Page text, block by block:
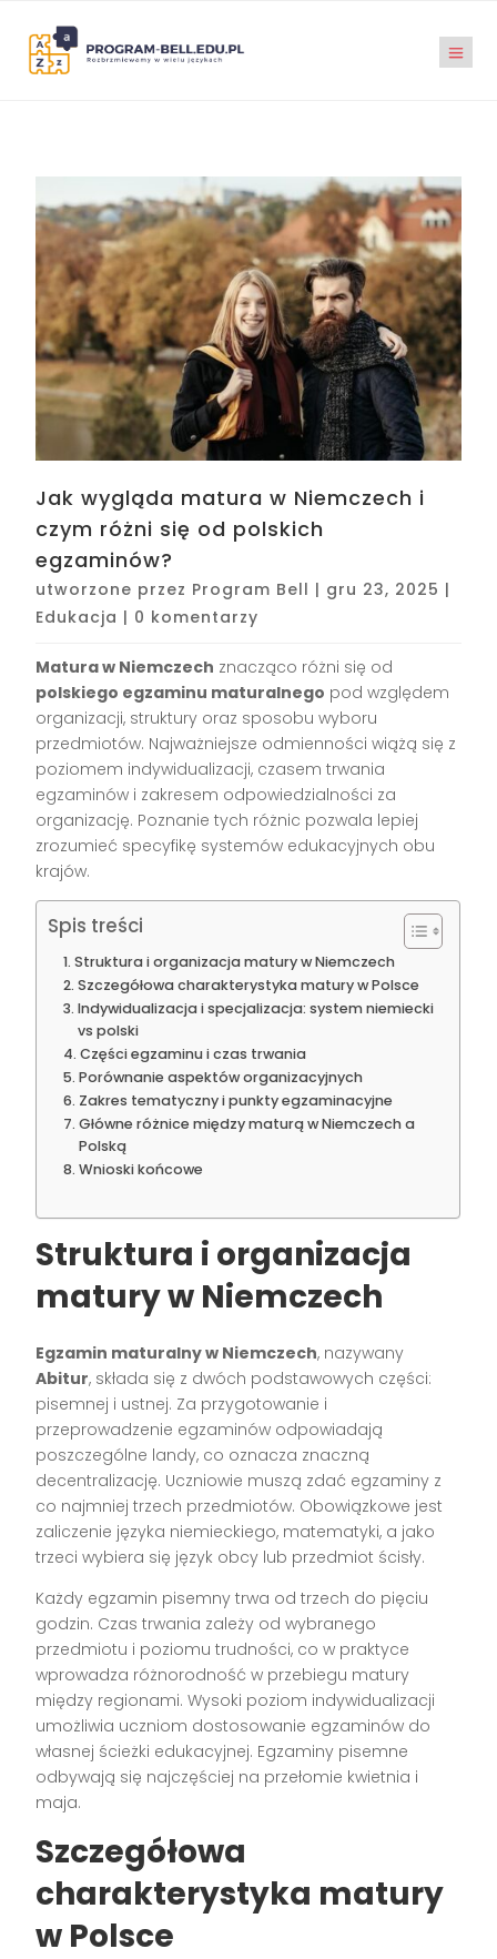
Jak wygląda matura w Niemczech i
czym różni się od polskich
egzaminów?
utworzone przez Program Bell | gru 23, 2025 |
Edukacja | 0 komentarzy
Matura w Niemczech znacząco różni się od
polskiego egzaminu maturalnego pod względem
organizacji, struktury oraz sposobu wyboru
przedmiotów. Najważniejsze odmienności wiążą się z
poziomem indywidualizacji, czasem trwania
egzaminów i zakresem odpowiedzialności za
organizację. Poznanie tych różnic pozwala lepiej
zrozumieć specyfikę systemów edukacyjnych obu
krajów.
Spis treści
Struktura i organizacja matury w Niemczech
Szczegółowa charakterystyka matury w Polsce
Indywidualizacja i specjalizacja: system niemiecki
vs polski
Części egzaminu i czas trwania
Porównanie aspektów organizacyjnych
Zakres tematyczny i punkty egzaminacyjne
Główne różnice między maturą w Niemczech a
Polską
Wnioski końcowe
Struktura i organizacja
matury w Niemczech
Egzamin maturalny w Niemczech, nazywany
Abitur, składa się z dwóch podstawowych części:
pisemnej i ustnej. Za przygotowanie i
przeprowadzenie egzaminów odpowiadają
poszczególne landy, co oznacza znaczną
decentralizację. Uczniowie muszą zdać egzaminy z
co najmniej trzech przedmiotów. Obowiązkowe jest
zaliczenie języka niemieckiego, matematyki, a jako
trzeci wybiera się język obcy lub przedmiot ścisły.
Każdy egzamin pisemny trwa od trzech do pięciu
godzin. Czas trwania zależy od wybranego
przedmiotu i poziomu trudności, co w praktyce
wprowadza różnorodność w przebiegu matury
między regionami. Wysoki poziom indywidualizacji
umożliwia uczniom dostosowanie egzaminów do
własnej ścieżki edukacyjnej. Egzaminy pisemne
odbywają się najczęściej na przełomie kwietnia i
maja.
Szczegółowa
charakterystyka matury
w Polsce